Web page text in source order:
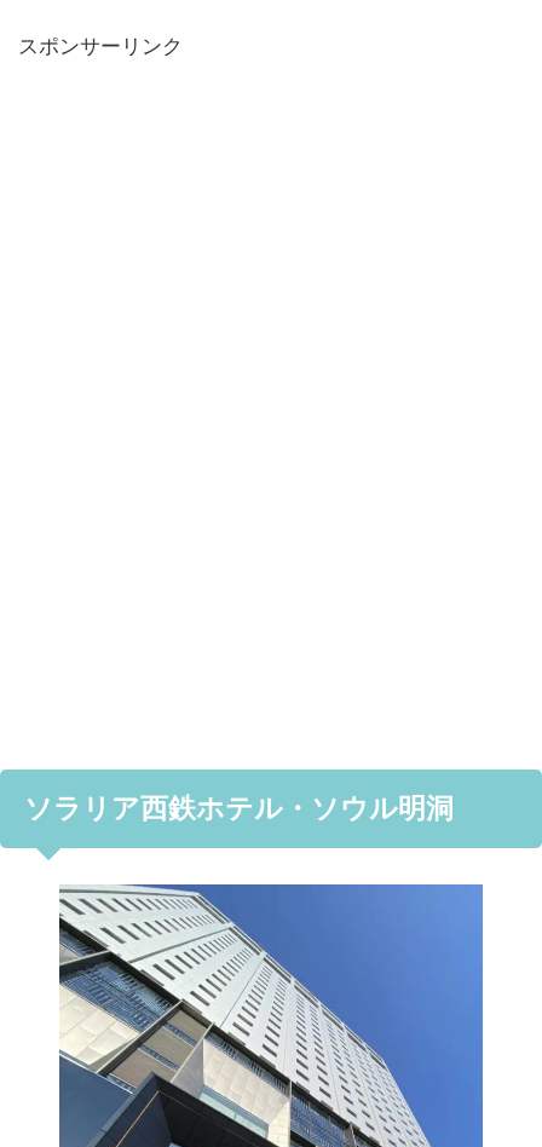
スポンサーリンク
ソラリア西鉄ホテル・ソウル明洞